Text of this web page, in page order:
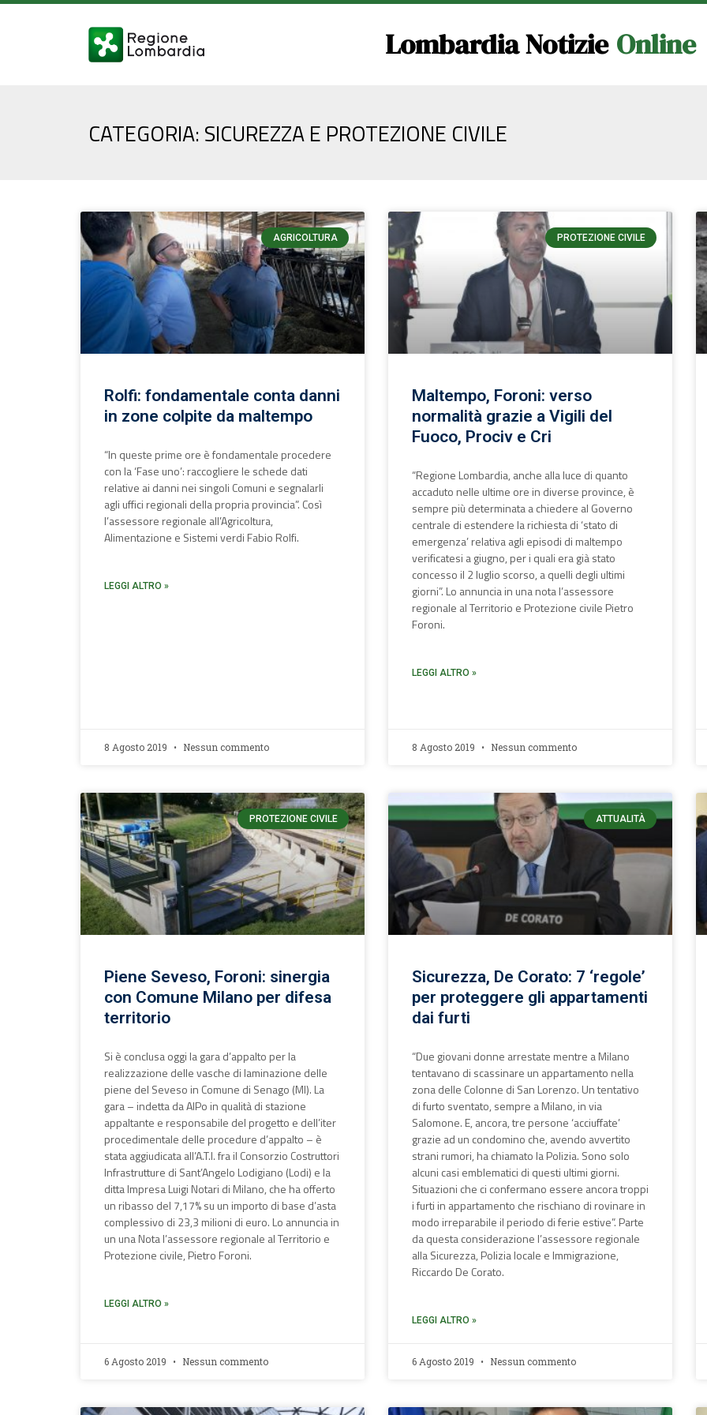
Lombardia Notizie Online
CATEGORIA: SICUREZZA E PROTEZIONE CIVILE
AGRICOLTURA
Rolfi: fondamentale conta danni
in zone colpite da maltempo
“In queste prime ore è fondamentale procedere
con la ‘Fase uno’: raccogliere le schede dati
relative ai danni nei singoli Comuni e segnalarli
agli uffici regionali della propria provincia”. Così
l’assessore regionale all’Agricoltura,
Alimentazione e Sistemi verdi Fabio Rolfi.
LEGGI ALTRO »
8 Agosto 2019 Nessun commento
PROTEZIONE CIVILE
Maltempo, Foroni: verso
normalità grazie a Vigili del
Fuoco, Prociv e Cri
“Regione Lombardia, anche alla luce di quanto
accaduto nelle ultime ore in diverse province, è
sempre più determinata a chiedere al Governo
centrale di estendere la richiesta di ‘stato di
emergenza’ relativa agli episodi di maltempo
verificatesi a giugno, per i quali era già stato
concesso il 2 luglio scorso, a quelli degli ultimi
giorni”. Lo annuncia in una nota l’assessore
regionale al Territorio e Protezione civile Pietro
Foroni.
LEGGI ALTRO »
8 Agosto 2019 Nessun commento
PROTEZIONE CIVILE
Piene Seveso, Foroni: sinergia
con Comune Milano per difesa
territorio
Si è conclusa oggi la gara d’appalto per la
realizzazione delle vasche di laminazione delle
piene del Seveso in Comune di Senago (MI). La
gara – indetta da AIPo in qualità di stazione
appaltante e responsabile del progetto e dell’iter
procedimentale delle procedure d’appalto – è
stata aggiudicata all’A.T.I. fra il Consorzio Costruttori
Infrastrutture di Sant’Angelo Lodigiano (Lodi) e la
ditta Impresa Luigi Notari di Milano, che ha offerto
un ribasso del 7,17% su un importo di base d’asta
complessivo di 23,3 milioni di euro. Lo annuncia in
un una Nota l’assessore regionale al Territorio e
Protezione civile, Pietro Foroni.
LEGGI ALTRO »
6 Agosto 2019 Nessun commento
ATTUALITÀ
Sicurezza, De Corato: 7 ‘regole’
per proteggere gli appartamenti
dai furti
“Due giovani donne arrestate mentre a Milano
tentavano di scassinare un appartamento nella
zona delle Colonne di San Lorenzo. Un tentativo
di furto sventato, sempre a Milano, in via
Salomone. E, ancora, tre persone ‘acciuffate’
grazie ad un condomino che, avendo avvertito
strani rumori, ha chiamato la Polizia. Sono solo
alcuni casi emblematici di questi ultimi giorni.
Situazioni che ci confermano essere ancora troppi
i furti in appartamento che rischiano di rovinare in
modo irreparabile il periodo di ferie estive”. Parte
da questa considerazione l’assessore regionale
alla Sicurezza, Polizia locale e Immigrazione,
Riccardo De Corato.
LEGGI ALTRO »
6 Agosto 2019 Nessun commento